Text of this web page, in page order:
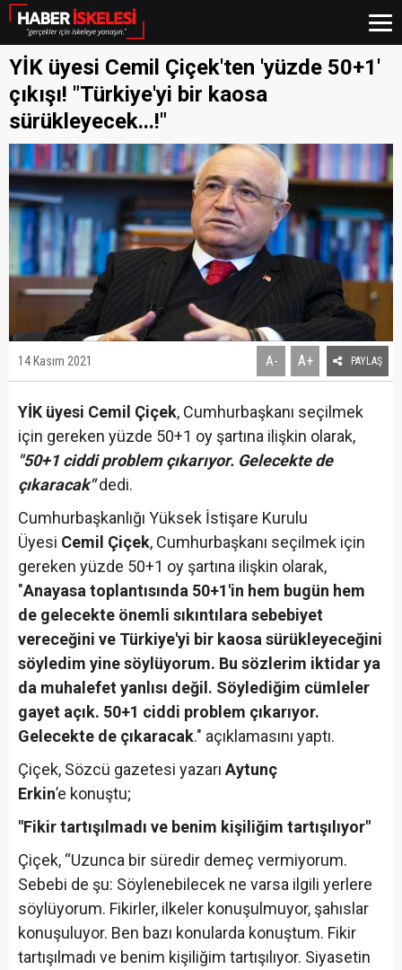
YİK üyesi Cemil Çiçek'ten 'yüzde 50+1'
çıkışı! "Türkiye'yi bir kaosa
sürükleyecek...!"
14 Kasım 2021 A- A+ PAYLAŞ
YİK üyesi Cemil Çiçek, Cumhurbaşkanı seçilmek
için gereken yüzde 50+1 oy şartına ilişkin olarak,
"50+1 ciddi problem çıkarıyor. Gelecekte de
çıkaracak"dedi.
Cumhurbaşkanlığı Yüksek İstişare Kurulu
Üyesi Cemil Çiçek, Cumhurbaşkanı seçilmek için
gereken yüzde 50+1 oy şartına ilişkin olarak,
"Anayasa toplantısında 50+1'in hem bugün hem
de gelecekte önemli sıkıntılara sebebiyet
vereceğini ve Türkiye'yi bir kaosa sürükleyeceğini
söyledim yine söylüyorum. Bu sözlerim iktidar ya
da muhalefet yanlısı değil. Söylediğim cümleler
gayet açık. 50+1 ciddi problem çıkarıyor.
Gelecekte de çıkaracak." açıklamasını yaptı.
Çiçek, Sözcü gazetesi yazarı Aytunç
Erkin’e konuştu;
"Fikir tartışılmadı ve benim kişiliğim tartışılıyor"
Çiçek, “Uzunca bir süredir demeç vermiyorum.
Sebebi de şu: Söylenebilecek ne varsa ilgili yerlere
söylüyorum. Fikirler, ilkeler konuşulmuyor, şahıslar
konuşuluyor. Ben bazı konularda konuştum. Fikir
tartışılmadı ve benim kişiliğim tartışılıyor. Siyasetin